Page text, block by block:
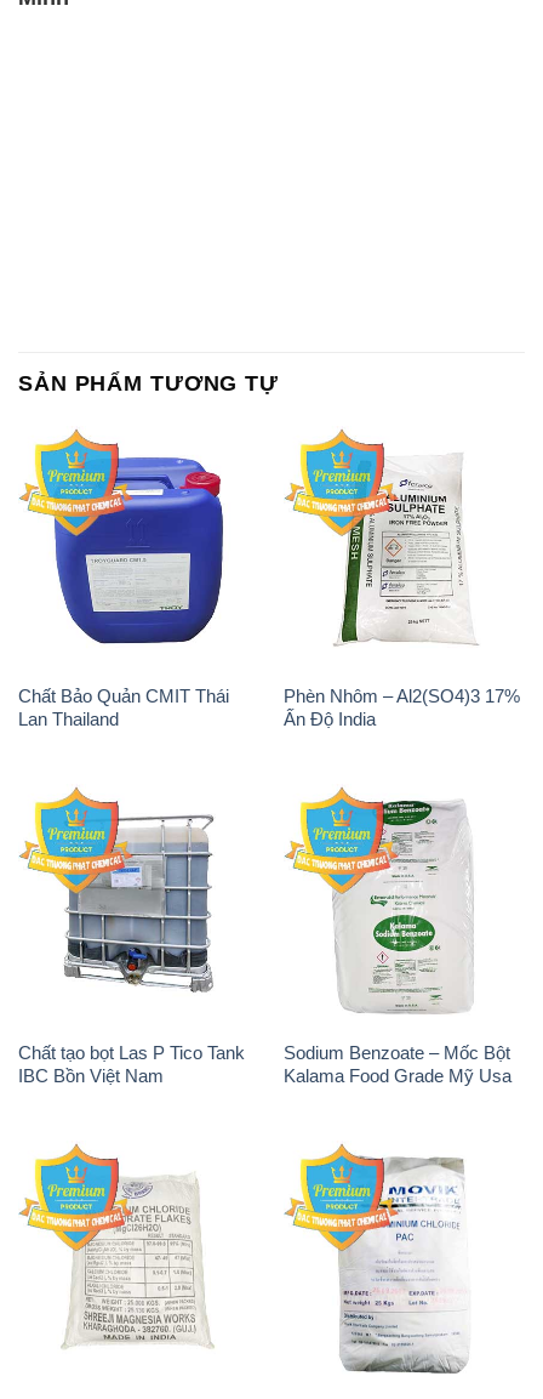
SẢN PHẨM TƯƠNG TỰ
Chất Bảo Quản CMIT Thái
Lan Thailand
Phèn Nhôm – Al2(SO4)3 17%
Ấn Độ India
Chất tạo bọt Las P Tico Tank
IBC Bồn Việt Nam
Sodium Benzoate – Mốc Bột
Kalama Food Grade Mỹ Usa